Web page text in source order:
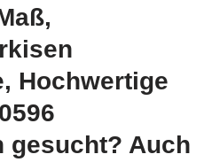
Hochwertige
gesucht? Auch